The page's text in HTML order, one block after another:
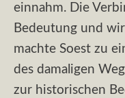
einnahm. Die
Bedeutung und
machte Soest zu
des damaligen
zur historischen